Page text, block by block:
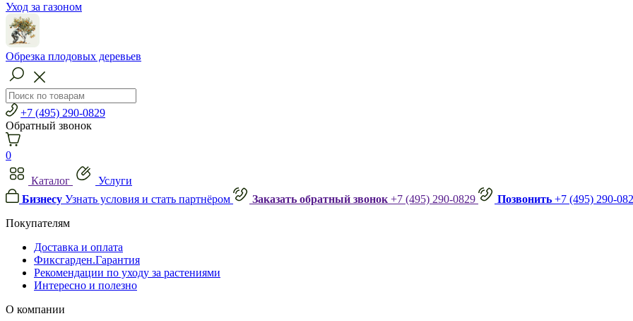
Уход за газоном
Обрезка плодовых деревьев
+7 (495) 290-0829
Обратный звонок
0
Каталог
Услуги
Бизнесу Узнать условия и стать партнёром Заказать обратный звонок +7 (495) 290-0829 Позвонить +7 (495) 290-
Покупателям
Доставка и оплата
Фиксгарден.Гарантия
Рекомендации по уходу за растениями
Интересно и полезно
О компании